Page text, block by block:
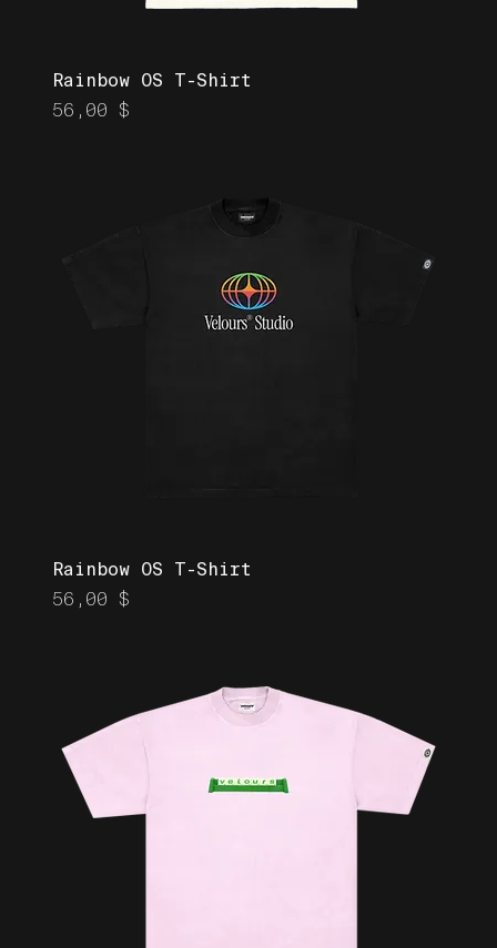
Rainbow OS T-Shirt
Prix
56,00 $
Rainbow OS T-Shirt
Prix
56,00 $